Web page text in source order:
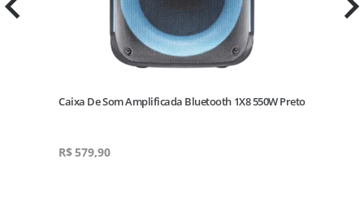
Caixa De Som Amplificada Bluetooth 1X8 550W Preto
R$579,90